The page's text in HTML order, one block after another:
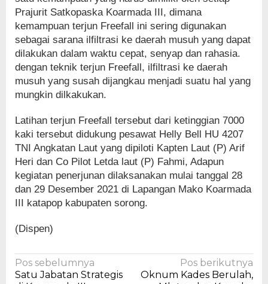
Prajurit Satkopaska Koarmada III, dimana
kemampuan terjun Freefall ini sering digunakan
sebagai sarana ilfiltrasi ke daerah musuh yang dapat
dilakukan dalam waktu cepat, senyap dan rahasia.
dengan teknik terjun Freefall, ilfiltrasi ke daerah
musuh yang susah dijangkau menjadi suatu hal yang
mungkin dilkakukan.
Latihan terjun Freefall tersebut dari ketinggian 7000
kaki tersebut didukung pesawat Helly Bell HU 4207
TNI Angkatan Laut yang dipiloti Kapten Laut (P) Arif
Heri dan Co Pilot Letda laut (P) Fahmi, Adapun
kegiatan penerjunan dilaksanakan mulai tanggal 28
dan 29 Desember 2021 di Lapangan Mako Koarmada
III katapop kabupaten sorong.
(Dispen)
Navigasi
Pos sebelumnya
Satu Jabatan Strategis
Pos berikutnya
Oknum Kades Berulah,